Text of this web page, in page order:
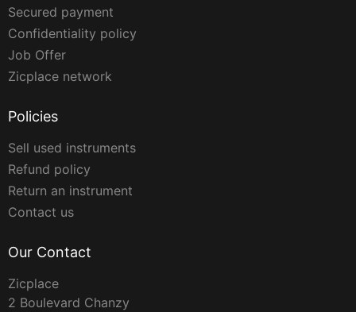
Secured payment
Confidentiality policy
Job Offer
Zicplace network
Policies
Sell used instruments
Refund policy
Return an instrument
Contact us
Our Contact
Zicplace
2 Boulevard Chanzy